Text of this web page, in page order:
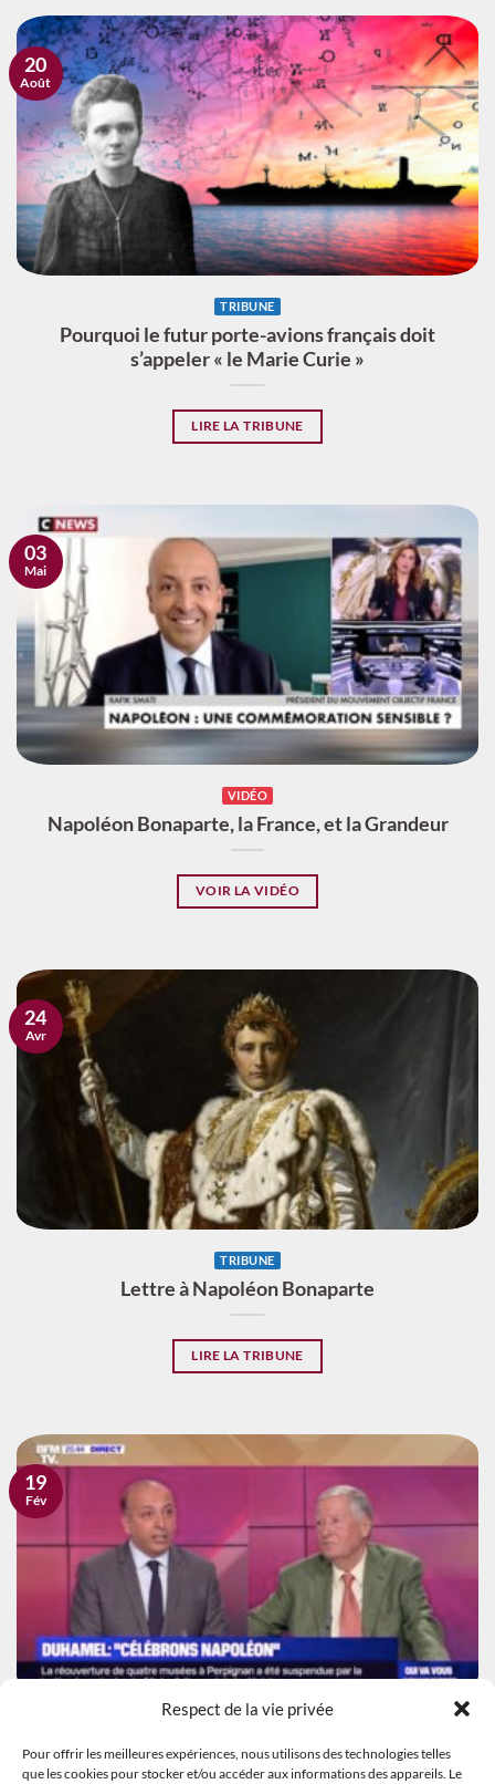
Respect de la vie privée
Pour offrir les meilleures expériences, nous utilisons des technologies telles
que les cookies pour stocker et/ou accéder aux informations des appareils. Le
TRIBUNE
Pourquoi le futur porte-avions français doit
s’appeler « le Marie Curie »
LIRE LA TRIBUNE
20
Août
VIDÉO
Napoléon Bonaparte, la France, et la Grandeur
VOIR LA VIDÉO
03
Mai
TRIBUNE
Lettre à Napoléon Bonaparte
LIRE LA TRIBUNE
24
Avr
Éloge de Napoléon et de l’histoire de France
19
Fév